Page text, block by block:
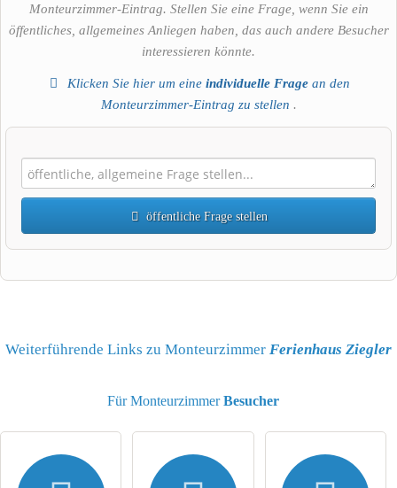
Monteurzimmer-Eintrag. Stellen Sie eine Frage, wenn Sie ein
öffentliches, allgemeines Anliegen haben, das auch andere Besucher
interessieren könnte.
Klicken Sie hier um eineindividuelle Frage an den
Monteurzimmer-Eintrag zu stellen .
öffentliche Frage stellen
Name
Weiterführende Links zu Monteurzimmer Ferienhaus Ziegler
Für MonteurzimmerBesucher